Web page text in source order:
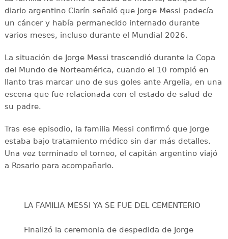
diario argentino Clarín señaló que Jorge Messi padecía
un cáncer y había permanecido internado durante
varios meses, incluso durante el Mundial 2026.
La situación de Jorge Messi trascendió durante la Copa
del Mundo de Norteamérica, cuando el 10 rompió en
llanto tras marcar uno de sus goles ante Argelia, en una
escena que fue relacionada con el estado de salud de
su padre.
Tras ese episodio, la familia Messi confirmó que Jorge
estaba bajo tratamiento médico sin dar más detalles.
Una vez terminado el torneo, el capitán argentino viajó
a Rosario para acompañarlo.
LA FAMILIA MESSI YA SE FUE DEL CEMENTERIO
Finalizó la ceremonia de despedida de Jorge